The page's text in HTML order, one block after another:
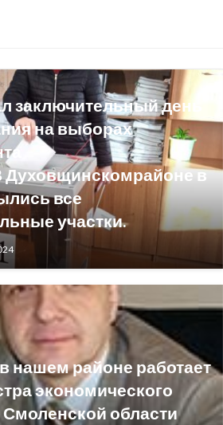
заключительный день
на выборах
Духовщинскомрайоне в
все
участки.
нашем районе работает
экономического
Смоленской области